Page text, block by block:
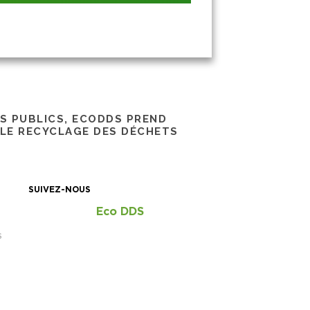
PUBLICS, ECODDS PREND
RECYCLAGE DES DÉCHETS
SUIVEZ-NOUS
Eco DDS